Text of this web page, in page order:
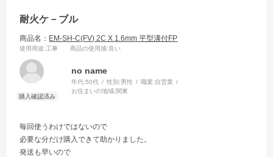
耐火ケ－ブル
商品名： EM-SH-C(FV) 2C X 1.6mm 平型溝付FP
使用用途:工事 商品の使用感:良い
no name
年代:50代 性別:男性 職業:自営業
お住まいの地域:関東
毎回使うわけではないので
必要な分だけ購入できて助かりました。
発送も早いので